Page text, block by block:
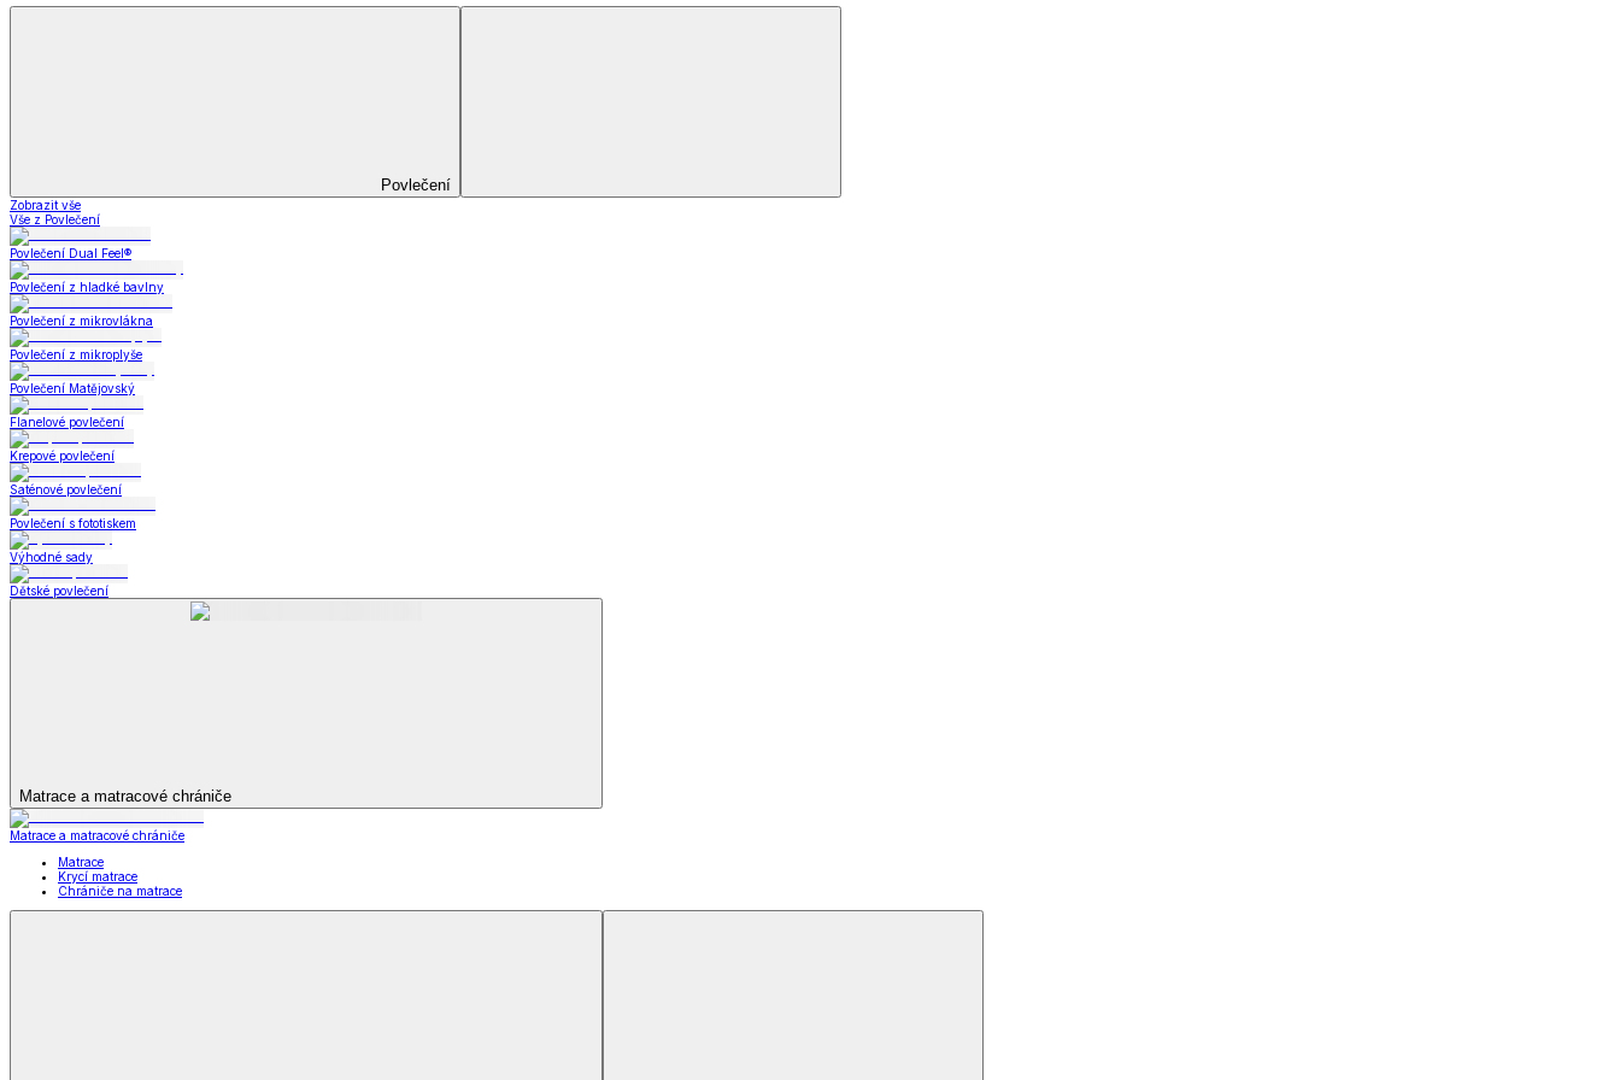
Zobrazit vše
Vše z Bytový textil
Deky a plédy
Deky a plédy
Beránkové soupravy
Beránkové deky
Televizní deky a pytle
Deky z mikroplyše
Vše z Deky a plédy
Beránkové soupravy
Beránkové deky
Televizní deky a pytle